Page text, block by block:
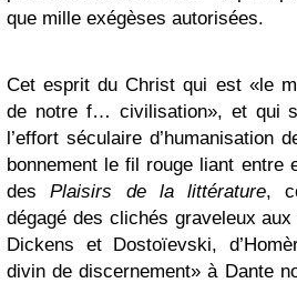
que mille exégèses autorisées.
Cet esprit du Christ qui est «le
de notre f… civilisation», et qui
l’effort séculaire d’humanisation
bonnement le fil rouge liant entre
desPlaisirs de la littérature,
dégagé des clichés graveleux
Dickens et Dostoïevski,
divin de discernement» à Dante